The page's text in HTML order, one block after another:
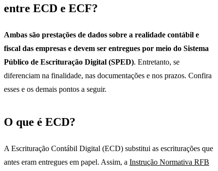
entre ECD e ECF?
Ambas são prestações de dados sobre a realidade contábil e
fiscal das empresas e devem ser entregues por meio do Sistema
Público de Escrituração Digital (SPED). Entretanto, se
diferenciam na finalidade, nas documentações e nos prazos. Confira
esses e os demais pontos a seguir.
O que é ECD?
A Escrituração Contábil Digital (ECD) substitui as escriturações que
antes eram entregues em papel. Assim, a Instrução Normativa RFB